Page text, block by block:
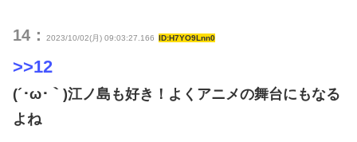
14： 2023/10/02(月) 09:03:27.166 ID:H7YO9Lnn0
>>12
(´･ω･｀)江ノ島も好き！よくアニメの舞台にもなる
よね